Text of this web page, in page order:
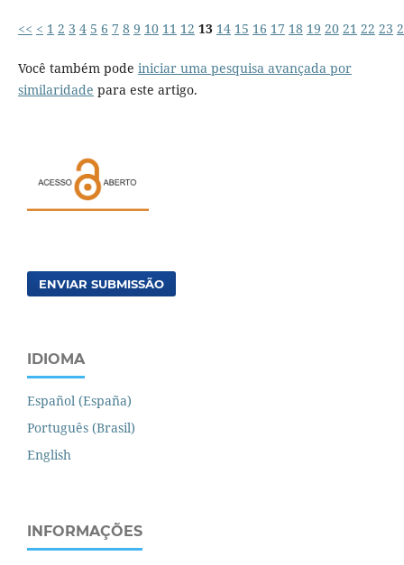
<< < 1 2 3 4 5 6 7 8 9 10 11 12 13 14 15 16 17 18 19 20 21 22 23
Você também pode iniciar uma pesquisa avançada por
similaridade para este artigo.
ENVIAR SUBMISSÃO
IDIOMA
Español (España)
Português (Brasil)
English
INFORMAÇÕES